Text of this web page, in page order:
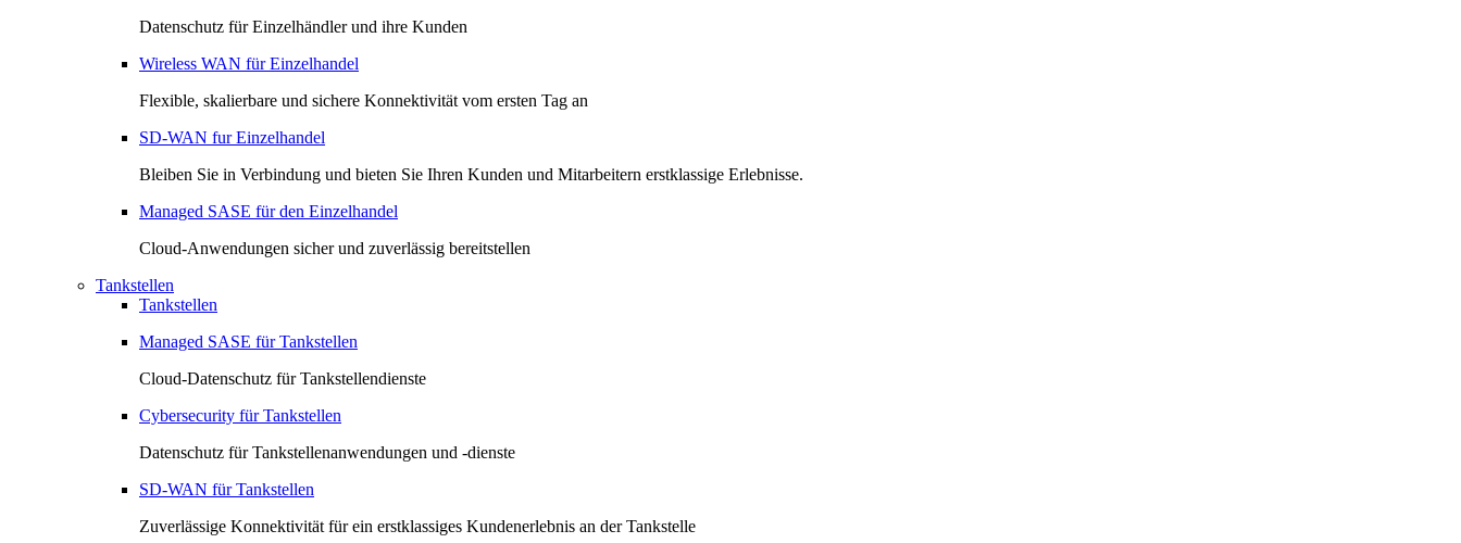
Datenschutz für Einzelhändler und ihre Kunden
Wireless WAN für Einzelhandel
Flexible, skalierbare und sichere Konnektivität vom ersten Tag an
SD-WAN fur Einzelhandel
Bleiben Sie in Verbindung und bieten Sie Ihren Kunden und Mitarbeitern erstklassige Erlebnisse.
Managed SASE für den Einzelhandel
Cloud-Anwendungen sicher und zuverlässig bereitstellen
Tankstellen
Tankstellen
Managed SASE für Tankstellen
Cloud-Datenschutz für Tankstellendienste
Cybersecurity für Tankstellen
Datenschutz für Tankstellenanwendungen und -dienste
SD-WAN für Tankstellen
Zuverlässige Konnektivität für ein erstklassiges Kundenerlebnis an der Tankstelle